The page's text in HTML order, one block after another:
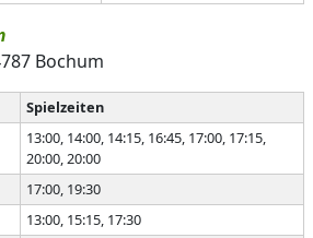
Bochum
Spielzeiten
13:00, 14:00, 14:15, 16:45, 17:00, 17:15,
20:00, 20:00
17:00, 19:30
13:00, 15:15, 17:30